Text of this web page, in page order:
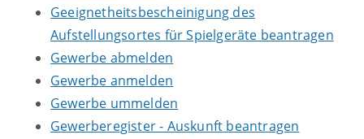
Geeignetheitsbescheinigung des
Aufstellungsortes für Spielgeräte beantragen
Gewerbe abmelden
Gewerbe anmelden
Gewerbe ummelden
Gewerberegister - Auskunft beantragen